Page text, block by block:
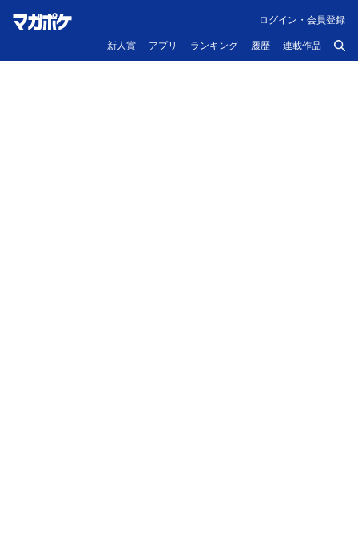
新人賞 アプリ ランキング 履歴 連載作品
ログイン・会員登録